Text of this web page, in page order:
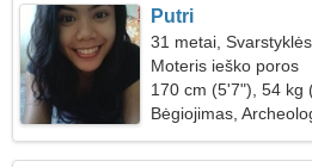
Putri
31 metai, Svarstyklės
Moteris ieško poros
170 cm (5'7"), 54 kg
Bėgiojimas,